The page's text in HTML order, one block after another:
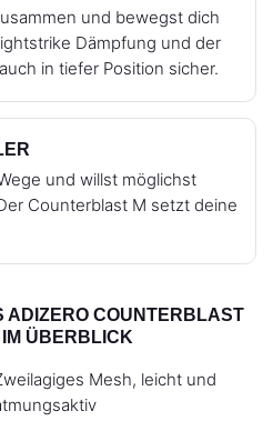
und bewegst dich
Dämpfung und der
in tiefer Position sicher.
und willst möglichst
Counterblast M setzt deine
ADIZERO COUNTERBLAST
ÜBERBLICK
Mesh, leicht und